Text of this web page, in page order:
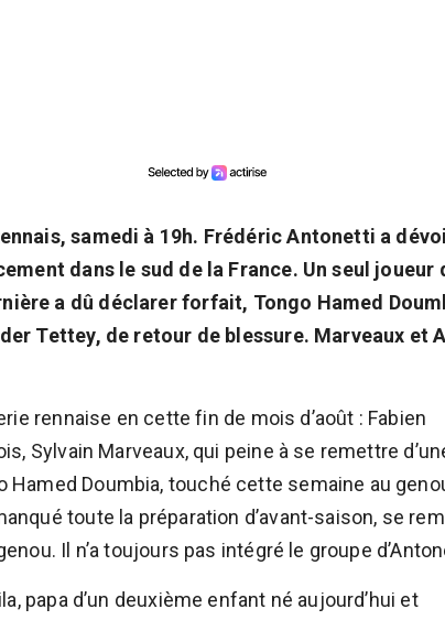
samedi à 19h. Frédéric Antonetti a
dans le sud de la France. Un seul joueur
a dû déclarer forfait, Tongo Hamed
Tettey, de retour de blessure. Marveaux et
rennaise en cette fin de mois d’août : Fabien
Sylvain Marveaux, qui peine à se remettre
Hamed Doumbia, touché cette semaine au
toute la préparation d’avant-saison, se
Il n’a toujours pas intégré le groupe
papa d’un deuxième enfant né aujourd’hui et